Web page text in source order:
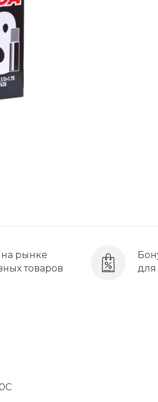
на рынке
товаров
для